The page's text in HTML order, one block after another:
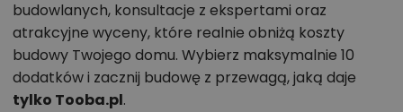
budowlanych, konsultacje z ekspertami oraz
atrakcyjne wyceny, które realnie obniżą koszty
budowy Twojego domu. Wybierz maksymalnie 10
dodatków i zacznij budowę z przewagą, jaką daje
tylko Tooba.pl.